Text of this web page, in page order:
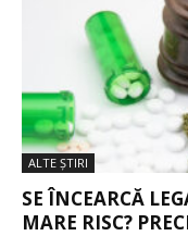
ALTE ŞTIRI
SE ÎNCEARCĂ
MARE RISC?